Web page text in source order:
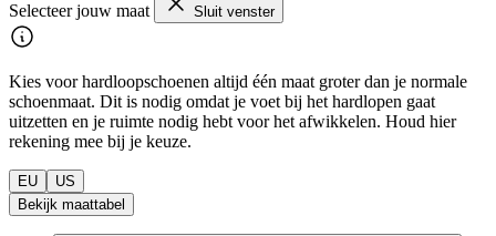
Selecteer jouw maat Sluit venster
Kies voor hardloopschoenen altijd één maat groter dan je normale
schoenmaat. Dit is nodig omdat je voet bij het hardlopen gaat
uitzetten en je ruimte nodig hebt voor het afwikkelen. Houd hier
rekening mee bij je keuze.
EU
US
Bekijk maattabel